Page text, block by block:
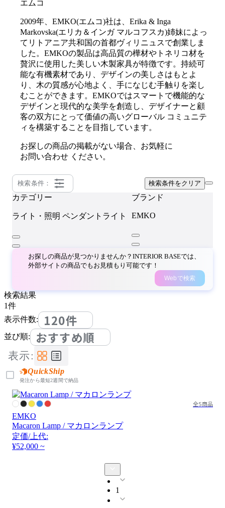
エムコ
2009年、EMKO(エムコ)社は、Erika & Inga
Markovska(エリカ＆インガ マルコフスカ)姉妹によっ
てリトアニア共和国の首都ヴィリニュスで創業しま
した。EMKOの製品は高品質の樺材やトネリコ材を
贅沢に使用した美しい木製家具が特徴です。持続可
能な有機素材であり、デザインの美しさはもとよ
り、木の質感が心地よく、手になじむ手触りを楽し
むことができます。EMKOではスマートで機能的な
デザインと現代的な美学を創造し、デザイナーと顧
客の双方にとって価値の高いグローバル コミュニテ
ィを構築することを目指しています。
お探しの商品の掲載がない場合、お気軽に
お問い合わせ ください。
検索条件： 検索条件をクリア
カテゴリー
ライト・照明 ペンダントライト
ブランド
EMKO
お探しの商品が見つかりませんか？INTERIOR BASEでは、
外部サイトの商品でもお見積もり可能です！
Webで検索
検索結果
1件
表示件数:
120件
並び順: おすすめ順
表示:
QuickShip
発注から最短2週間で納品
全5商品
EMKO
Macaron Lamp / マカロンランプ
定価/上代:
¥52,000 ~
1